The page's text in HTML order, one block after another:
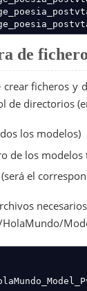
>
>
>core_write </
>
>core_read</
>
de
ficheros y
de directorios
los modelos)
de los
el